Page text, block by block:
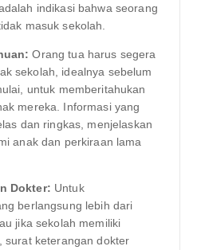
indikasi bahwa seorang
masuk sekolah.
Orang tua harus segera
sekolah, idealnya sebelum
untuk memberitahukan
mereka. Informasi yang
dan ringkas, menjelaskan
anak dan perkiraan lama
Dokter: Untuk
berlangsung lebih dari
jika sekolah memiliki
surat keterangan dokter